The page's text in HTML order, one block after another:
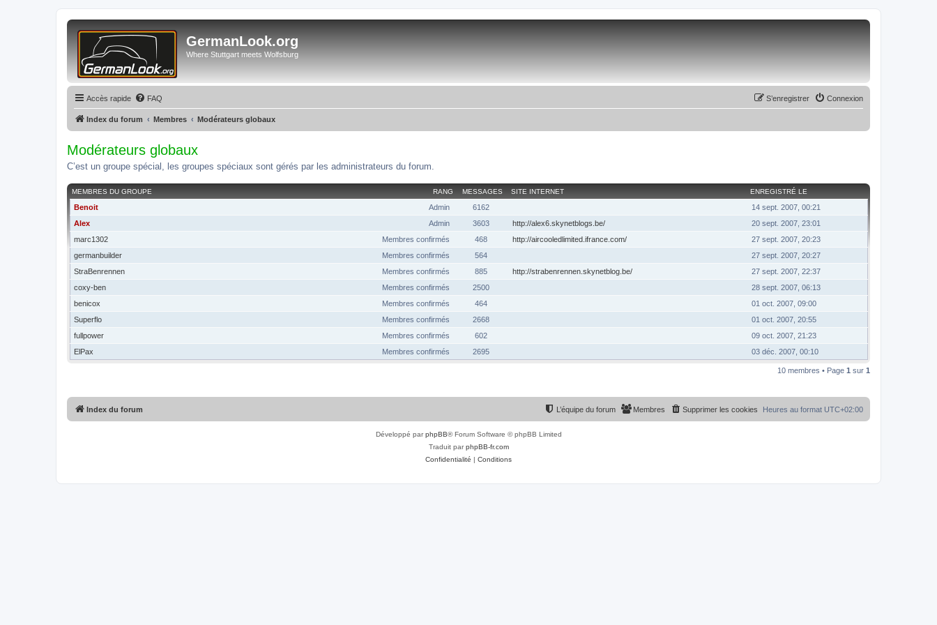
GermanLook.org
Where Stuttgart meets Wolfsburg
Accès rapide FAQ Connexion
S’enregistrer
Index du forum Membres Modérateurs globaux
Modérateurs globaux
C’est un groupe spécial, les groupes spéciaux sont gérés par les administrateurs du forum.
RANG
MEMBRES DU GROUPE MESSAGES SITE INTERNET ENREGISTRÉ LE
Admin
Benoit 6162
14 sept. 2007, 00:21
Admin
Alex 3603 http://alex6.skynetblogs.be/
20 sept. 2007, 23:01
Membres confirmés
marc1302 468 http://aircooledlimited.ifrance.com/
27 sept. 2007, 20:23
Membres confirmés
germanbuilder 564
27 sept. 2007, 20:27
Membres confirmés
StraBenrennen 885 http://strabenrennen.skynetblog.be/
27 sept. 2007, 22:37
Membres confirmés
coxy-ben 2500
28 sept. 2007, 06:13
Membres confirmés
benicox 464
01 oct. 2007, 09:00
Membres confirmés
Superflo 2668
01 oct. 2007, 20:55
Membres confirmés
fullpower 602
09 oct. 2007, 21:23
Membres confirmés
ElPax 2695 03 déc. 2007, 00:10
10 membres • Page 1 sur 1
Index du forum Heures au format UTC+02:00
Supprimer les cookies
Membres
L’équipe du forum
Développé parphpBB® Forum Software © phpBB Limited
Traduit parphpBB-fr.com
Confidentialité | Conditions